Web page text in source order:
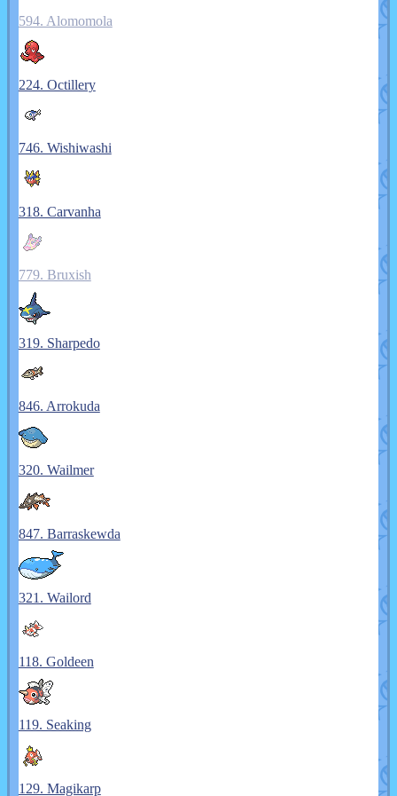
594. Alomomola
224. Octillery
746. Wishiwashi
318. Carvanha
779. Bruxish
319. Sharpedo
846. Arrokuda
320. Wailmer
847. Barraskewda
321. Wailord
118. Goldeen
119. Seaking
129. Magikarp